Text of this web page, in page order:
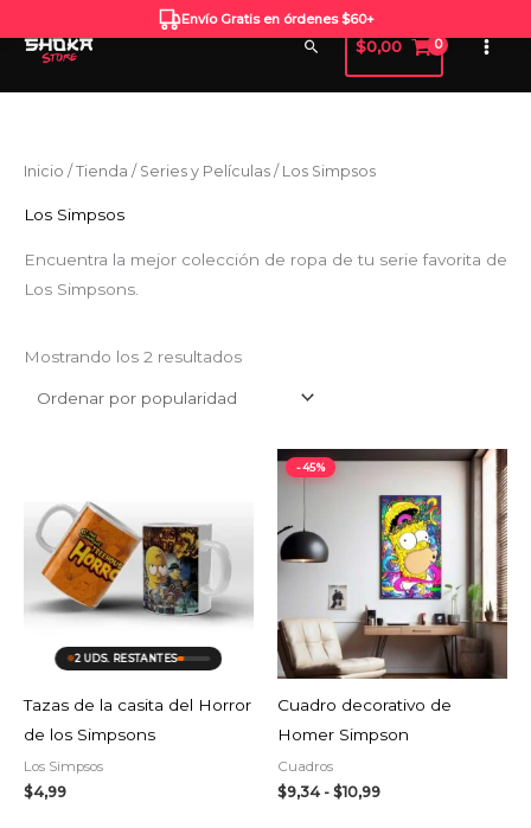
al
Buscar
$0,00
Inicio / Tienda / Series y Películas / Los Simpsos
Los Simpsos
Encuentra la mejor colección de ropa de tu serie favorita de
Los Simpsons.
Mostrando los 2 resultados
Ordenado
por
2 UDS. RESTANTES
Tazas de la casita del Horror
de los Simpsons
Los Simpsos
$4,99
-45%
AGOTADO
Cuadro decorativo de
Homer Simpson
Cuadros
$9,34 - $10,99
precios:
desde
$9,34
hasta
$10,99
Envío Gratis en órdenes $60+